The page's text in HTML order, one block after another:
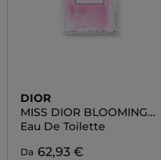
DIOR
MISS DIOR BLOOMING
BOUQUET
Eau De Toilette
Da 62,93 €